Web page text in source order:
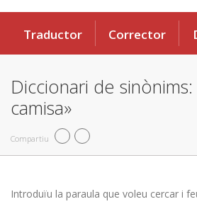
Traductor Corrector
Diccionari de sinònims:
camisa»
Compartiu
Introduïu la paraula que voleu cercar i